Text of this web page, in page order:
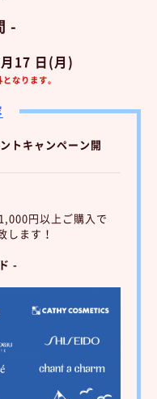
-
17 日(月)
なります。
トキャンペーン開
円以上ご購入で
します！
-